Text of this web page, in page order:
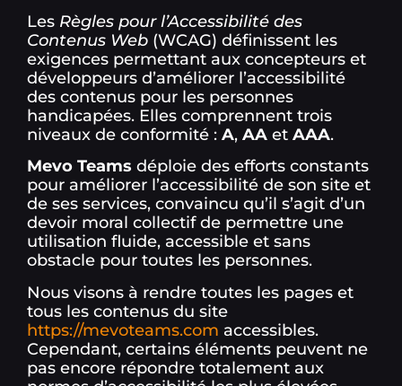
Les Règles pour l’Accessibilité des
Contenus Web (WCAG) définissent les
exigences permettant aux concepteurs et
développeurs d’améliorer l’accessibilité
des contenus pour les personnes
handicapées. Elles comprennent trois
niveaux de conformité : A, AA et AAA.
Mevo Teams déploie des efforts constants
pour améliorer l’accessibilité de son site et
de ses services, convaincu qu’il s’agit d’un
devoir moral collectif de permettre une
utilisation fluide, accessible et sans
obstacle pour toutes les personnes.
Nous visons à rendre toutes les pages et
tous les contenus du site
https://mevoteams.com accessibles.
Cependant, certains éléments peuvent ne
pas encore répondre totalement aux